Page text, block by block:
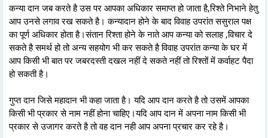
कन्या दान जब करते है उस पर आपका अधिकार समाप्त हो जाता है,रिश्ते निभाने हेतु
आप उनसे लगाव रख सकते है। कन्यादान होने के बाद विवाह उपरांत ससुराल पक्ष
का पूर्ण अधिकार होता है।संतान रिश्ता होने के नाते आप कन्या को सलाह ,विचार दे
सकते है समर्थ हो तो अन्य सहयोग भी कर सकते है विवाह उपरांत कन्या के घर में
आप किसी भी बात पर जबरदस्ती दखल नहीं दे सकते नहीं तो रिश्तों में कर्वाहट पैदा
हो सकती है।
गुप्त दान जिसे महादान भी कहा जाता है। यदि आप दान करते है तो उसमें आपका
किसी भी प्रकार से नाम नहीं होना चाहिए।यदि आप दान में अपना नाम किसी भी
प्रकार से उजागर करते है तो वह दान नही आप अपना प्रचार कर रहे है।